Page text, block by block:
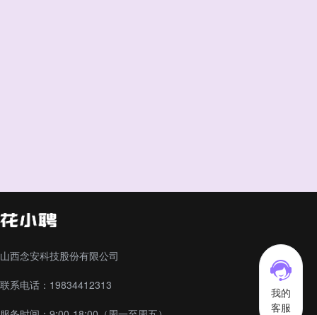
我的
客服
山西念安科技股份有限公司
联系电话：19834412313